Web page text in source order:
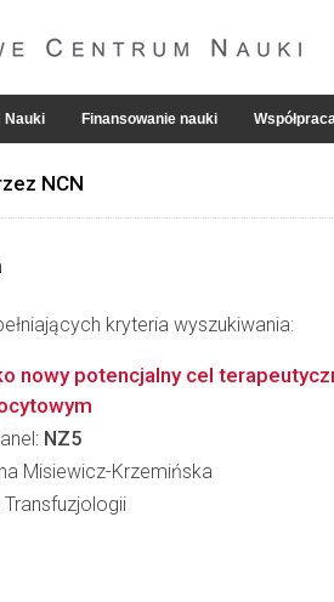
Nauki Finansowanie nauki
NCN
kryteria wyszukiwania:
nowy potencjalny cel
NZ5
Misiewicz-Krzemińska